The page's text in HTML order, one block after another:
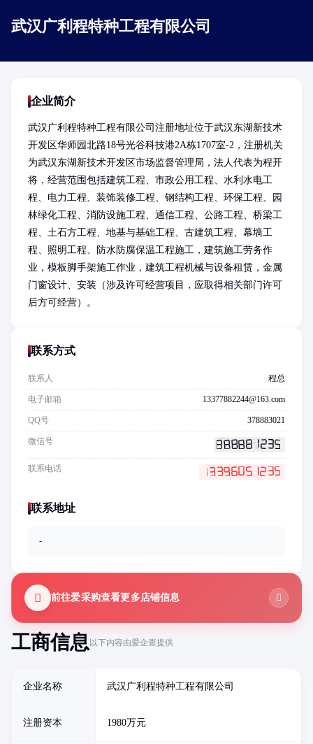
武汉广利程特种工程有限公司
工商信息以下内容由爱企查提供
企业名称 武汉广利程特种工程有限公司
注册资本 1980万元
企业简介
武汉广利程特种工程有限公司注册地址位于武汉东湖新技术
开发区华师园北路18号光谷科技港2A栋1707室-2，注册机关
为武汉东湖新技术开发区市场监督管理局，法人代表为程开
将，经营范围包括建筑工程、市政公用工程、水利水电工
程、电力工程、装饰装修工程、钢结构工程、环保工程、园
林绿化工程、消防设施工程、通信工程、公路工程、桥梁工
程、土石方工程、地基与基础工程、古建筑工程、幕墙工
程、照明工程、防水防腐保温工程施工，建筑施工劳务作
业，模板脚手架施工作业，建筑工程机械与设备租赁，金属
门窗设计、安装（涉及许可经营项目，应取得相关部门许可
后方可经营）。
联系方式
联系人 程总
电子邮箱 13377882244@163.com
QQ号 378883021
微信号
联系电话
联系地址
-
前往爱采购查看更多店铺信息